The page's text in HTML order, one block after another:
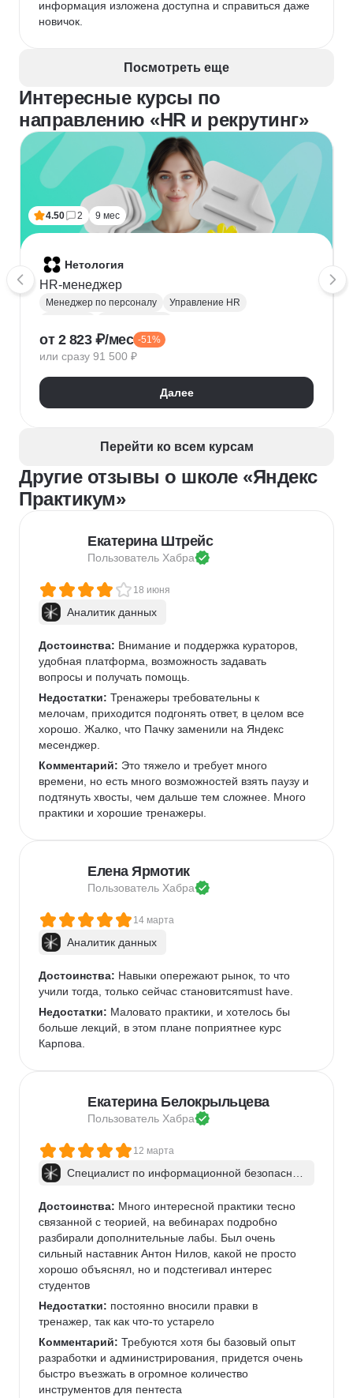
информация изложена доступна и справиться даже
новичок.
Посмотреть еще
Интересные курсы по
направлению «HR и рекрутинг»
4.50 2 9 мес
Нетология
HR-менеджер
Менеджер по персоналу
Управление HR
HRBP (HR бизнес-партнёр)
Обучение и развитие персонала
Кадровое делопроизводство
Оценка персонала и аттестация
Управление персоналом
Employee Journey Map
Подбор специалистов
от 2 823 ₽/мес -51%
или сразу 91 500 ₽
Далее
Перейти ко всем курсам
Другие отзывы о школе «Яндекс
Практикум»
Екатерина Штрейс
Пользователь Хабра
18 июня
Аналитик данных
Достоинства: Внимание и поддержка кураторов,
удобная платформа, возможность задавать
вопросы и получать помощь.
Недостатки: Тренажеры требовательны к
мелочам, приходится подгонять ответ, в целом все
хорошо. Жалко, что Пачку заменили на Яндекс
месенджер.
Комментарий: Это тяжело и требует много
времени, но есть много возможностей взять паузу и
подтянуть хвосты, чем дальше тем сложнее. Много
практики и хорошие тренажеры.
Елена Ярмотик
Пользователь Хабра
14 марта
Аналитик данных
Достоинства: Навыки опережают рынок, то что
учили тогда, только сейчас становитсяmust have.
Недостатки: Маловато практики, и хотелось бы
больше лекций, в этом плане поприятнее курс
Карпова.
Екатерина Белокрыльцева
Пользователь Хабра
12 марта
Специалист по информационной безопаснос
Достоинства: Много интересной практики тесно
связанной с теорией, на вебинарах подробно
разбирали дополнительные лабы. Был очень
сильный наставник Антон Нилов, какой не просто
хорошо объяснял, но и подстегивал интерес
студентов
Недостатки: постоянно вносили правки в
тренажер, так как что-то устарело
Комментарий: Требуются хотя бы базовый опыт
разработки и администрирования, придется очень
быстро въезжать в огромное количество
инструментов для пентеста